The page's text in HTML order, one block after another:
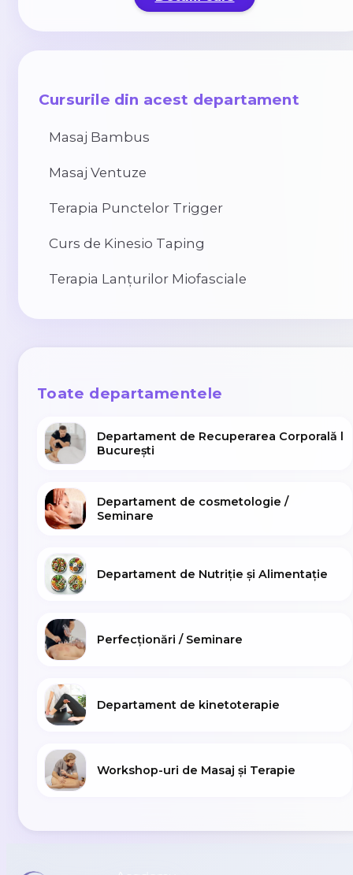
Cursurile din acest departament
Masaj Bambus
Masaj Ventuze
Terapia Punctelor Trigger
Curs de Kinesio Taping
Terapia Lanțurilor Miofasciale
Toate departamentele
Departament de Recuperarea Corporală l
București
Departament de cosmetologie /
Seminare
Departament de Nutriție și Alimentație
Perfecționări / Seminare
Departament de kinetoterapie
Workshop-uri de Masaj și Terapie